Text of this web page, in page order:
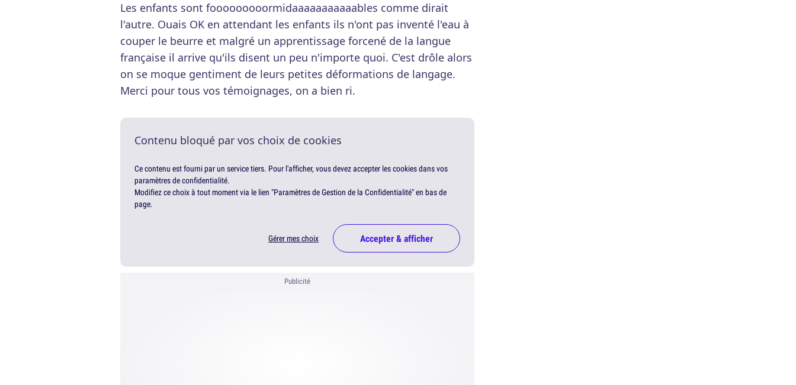
Les enfants sont fooooooooormidaaaaaaaaaaables comme dirait
l'autre. Ouais OK en attendant les enfants ils n'ont pas inventé l'eau à
couper le beurre et malgré un apprentissage forcené de la langue
française il arrive qu'ils disent un peu n'importe quoi. C'est drôle alors
on se moque gentiment de leurs petites déformations de langage.
Merci pour tous vos témoignages, on a bien ri.
Contenu bloqué par vos choix de cookies
Ce contenu est fourni par un service tiers. Pour l'afficher, vous devez accepter les cookies dans vos
paramètres de confidentialité.
Modifiez ce choix à tout moment via le lien "Paramètres de Gestion de la Confidentialité" en bas de
page.
Gérer mes choix Accepter & afficher
Publicité